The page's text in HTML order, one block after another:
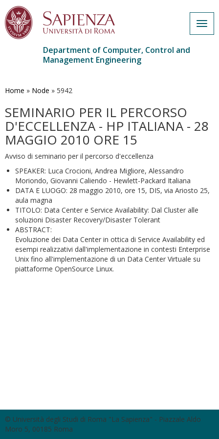
main
Department of Computer, Control and
Management Engineering
Home » Node » 5942
SEMINARIO PER IL PERCORSO
D'ECCELLENZA - HP ITALIANA - 28
MAGGIO 2010 ORE 15
Avviso di seminario per il percorso d'eccellenza
SPEAKER: Luca Crocioni, Andrea Migliore, Alessandro
Moriondo, Giovanni Caliendo - Hewlett-Packard Italiana
DATA E LUOGO: 28 maggio 2010, ore 15, DIS, via Ariosto 25,
aula magna
TITOLO: Data Center e Service Availability: Dal Cluster alle
soluzioni Disaster Recovery/Disaster Tolerant
ABSTRACT:
Evoluzione dei Data Center in ottica di Service Availability ed
esempi realizzativi dall'implementazione in contesti Enterprise
Unix fino all'implementazione di un Data Center Virtuale su
piattaforme OpenSource Linux.
© Università degli Studi di Roma "La Sapienza" - Piazzale Aldo
Moro 5, 00185 Roma